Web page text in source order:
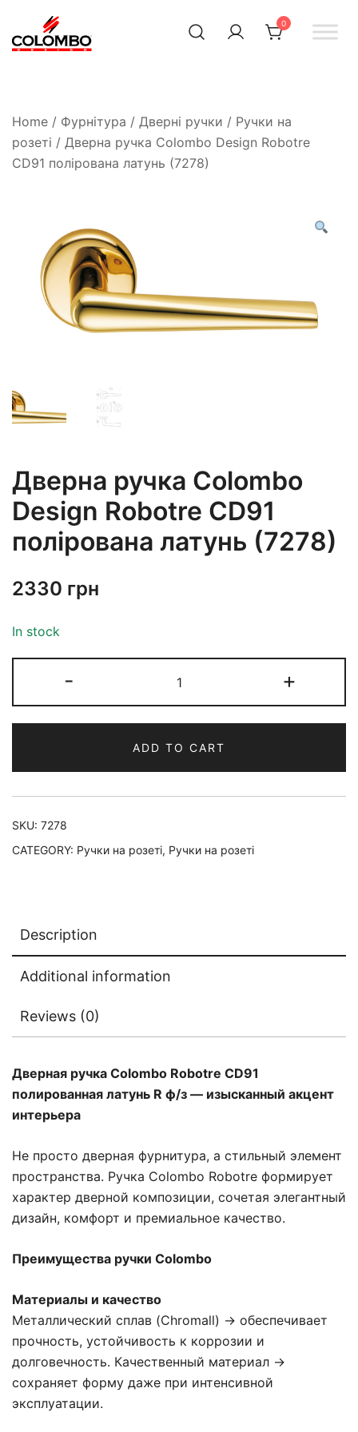
0
Home / Фурнітура / Дверні ручки / Ручки на
розеті / Дверна ручка Colombo Design Robotre
CD91 полірована латунь (7278)
Дверна ручка Colombo
Design Robotre CD91
полірована латунь (7278)
2330 грн
In stock
- +
ADD TO CART
SKU: 7278
CATEGORY: Ручки на розеті, Ручки на розеті
Description
Additional information
Reviews (0)
Дверная ручка Colombo Robotre CD91
полированная латунь R ф/з — изысканный акцент
интерьера
Не просто дверная фурнитура, а стильный элемент
пространства. Ручка Colombo Robotre формирует
характер дверной композиции, сочетая элегантный
дизайн, комфорт и премиальное качество.
Преимущества ручки Colombo
Материалы и качество
Металлический сплав (Chromall) → обеспечивает
прочность, устойчивость к коррозии и
долговечность. Качественный материал →
сохраняет форму даже при интенсивной
эксплуатации.